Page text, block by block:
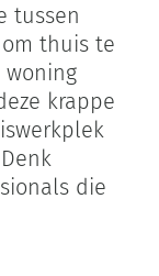
tussen
thuis te
woning
krappe
die